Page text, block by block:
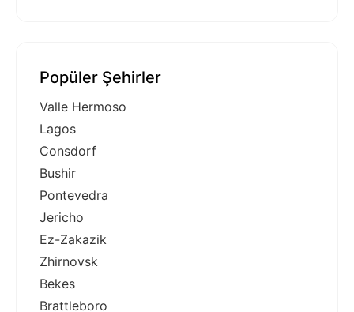
Popüler Şehirler
Valle Hermoso
Lagos
Consdorf
Bushir
Pontevedra
Jericho
Ez-Zakazik
Zhirnovsk
Bekes
Brattleboro